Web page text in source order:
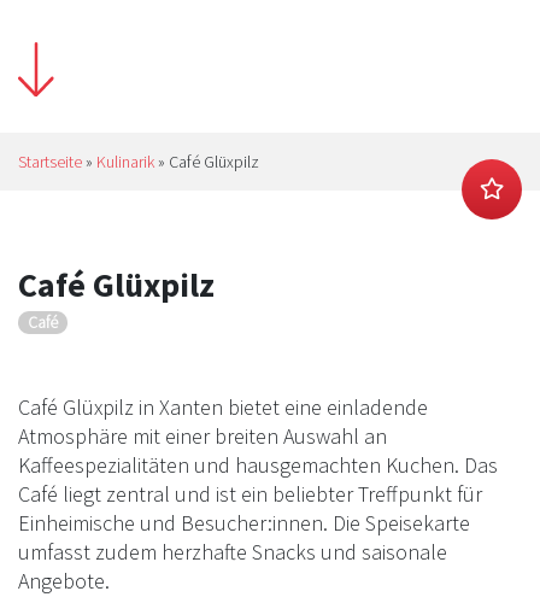
Startseite » Kulinarik » Café Glüxpilz
Café Glüxpilz
Café
Café Glüxpilz in Xanten bietet eine einladende
Atmosphäre mit einer breiten Auswahl an
Kaffeespezialitäten und hausgemachten Kuchen. Das
Café liegt zentral und ist ein beliebter Treffpunkt für
Einheimische und Besucher:innen. Die Speisekarte
umfasst zudem herzhafte Snacks und saisonale
Angebote.